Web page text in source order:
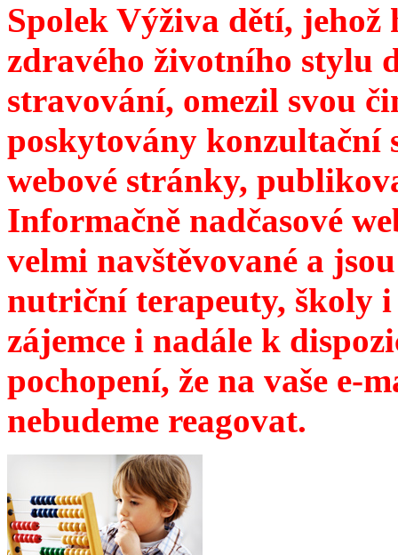
Spolek Výživa dětí,
zdravého životního stylu
stravování, omezil svou
poskytovány konzultační
webové stránky,
Informačně nadčasové
velmi navštěvované a
nutriční terapeuty, školy
zájemce i nadále k
pochopení, že na vaše e-
nebudeme reagovat.